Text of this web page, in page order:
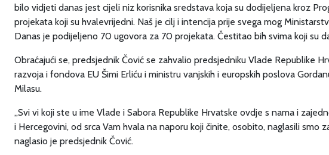
bilo vidjeti danas jest cijeli niz korisnika sredstava koja su dodijeljena kroz
projekata koji su hvalevrijedni. Naš je cilj i intencija prije svega mog
Danas je podijeljeno 70 ugovora za 70 projekata. Čestitao bih svima koji su
Obraćajući se, predsjednik Čović se zahvalio predsjedniku Vlade Republike
razvoja i fondova EU Šimi Erliću i ministru vanjskih i europskih poslova
Milasu.
„Svi vi koji ste u ime Vlade i Sabora Republike Hrvatske ovdje s nama i
i Hercegovini, od srca Vam hvala na naporu koji činite, osobito, naglasili
naglasio je predsjednik Čović.